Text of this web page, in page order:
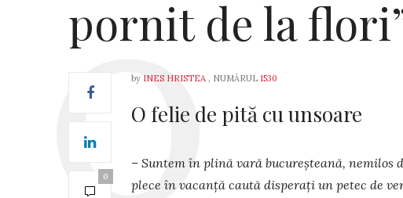
pornit de la
0
by INES HRISTEA , NUMĂRUL 1530
O felie de pită cu unsoare
– Suntem în plină vară bucureșteană, nemilos
plece în vacanță caută disperați un petec de